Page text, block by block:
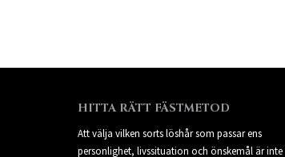
HITTA RÄTT FÄSTMETOD
Att välja vilken sorts löshår som passar ens
personlighet, livssituation och önskemål är inte